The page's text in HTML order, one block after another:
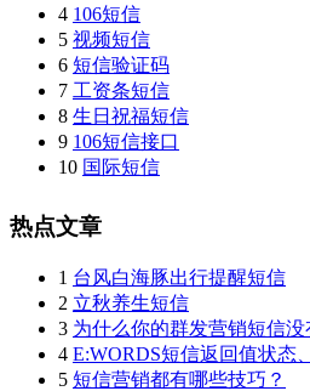
4 106短信
5 视频短信
6 短信验证码
7 工资条短信
8 生日祝福短信
9 106短信接口
10 国际短信
热点文章
1 台风白海豚出行提醒短信
2 立秋养生短信
3 为什么你的群发营销短信没
4 E:WORDS短信返回值状态
5 短信营销都有哪些技巧？